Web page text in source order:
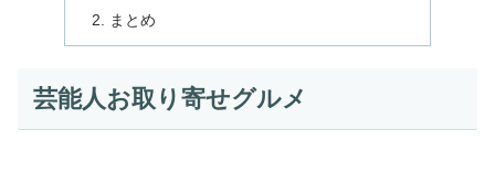
まとめ
芸能人お取り寄せグルメ